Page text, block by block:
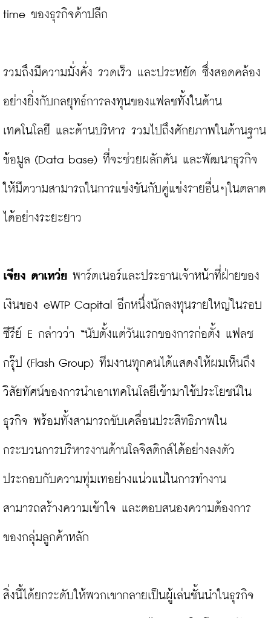
time ของธุรกิจค้าปลีก
รวมถึงมีความมั่งคั่ง รวดเร็ว และประหยัด ซึ่งสอดคล้อง
อย่างยิ่งกับกลยุทธ์การลงทุนของแฟลชทั้งในด้าน
เทคโนโลยี และด้านบริหาร รวมไปถึงศักยภาพในด้านฐาน
ข้อมูล (Data base) ที่จะช่วยผลักดัน และพัฒนาธุรกิจ
ให้มีความสามารถในการแข่งขันกับคู่แข่งรายอื่นๆในตลาด
ได้อย่างระยะยาว
เจียง ดาเหว่ย พาร์ตเนอร์และประธานเจ้าหน้าที่ฝ่ายของ
เงินของ eWTP Capital อีกหนึ่งนักลงทุนรายใหญ่ในรอบ
ซีรีย์ E กล่าวว่า “นับตั้งแต่วันแรกของการก่อตั้ง แฟลช
กรุ๊ป (Flash Group) ทีมงานทุกคนได้แสดงให้ผมเห็นถึง
วิสัยทัศน์ของการนำเอาเทคโนโลยีเข้ามาใช้ประโยชน์ใน
ธุรกิจ พร้อมทั้งสามารถขับเคลื่อนประสิทธิภาพใน
กระบวนการบริหารงานด้านโลจิสติกส์ได้อย่างลงตัว
ประกอบกับความทุ่มเทอย่างแน่วแน่ในการทำงาน
สามารถสร้างความเข้าใจ และตอบสนองความต้องการ
ของกลุ่มลูกค้าหลัก
สิ่งนี้ได้ยกระดับให้พวกเขากลายเป็นผู้เล่นชั้นนำในธุรกิจ